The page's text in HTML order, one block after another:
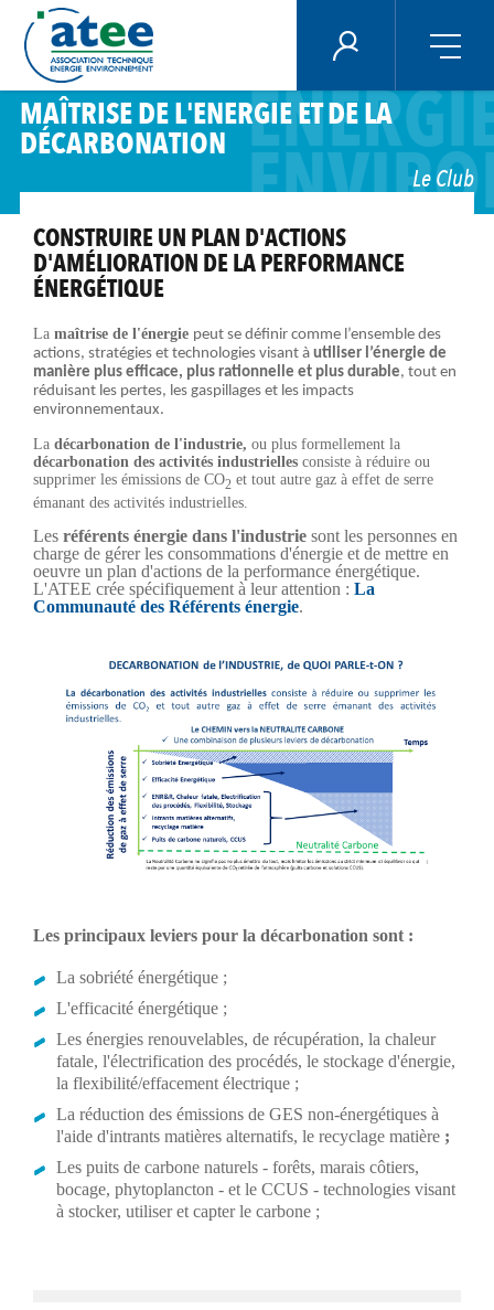
Aller
contenu
principal
ÉNERGIE PLUS
MAÎTRISE DE L'ENERGIE ET DE LA
DÉCARBONATION
Le Club
CONSTRUIRE UN PLAN D'ACTIONS
D'AMÉLIORATION DE LA PERFORMANCE
ÉNERGÉTIQUE
Lamaîtrise de l'énergie peut se définir comme l’ensemble des
actions, stratégies et technologies visant à utiliser l’énergie de
manière plus efficace, plus rationnelle et plus durable, tout en
réduisant les pertes, les gaspillages et les impacts
environnementaux.
Ladécarbonation de l'industrie, ou plus formellement la
décarbonation des activités industrielles consiste à réduire ou
supprimer les émissions de CO2et tout autre gaz à effet de serre
émanant des activités industrielles.
Les référents énergie dans l'industriesont les personnes en
charge de gérer les consommations d'énergie et de mettre en
oeuvre un plan d'actions de la performance énergétique.
L'ATEE crée spécifiquement à leur attention : La
Communauté des Référents énergie.
Les principaux leviers pour la décarbonation sont :
La sobriété énergétique ;
L'efficacité énergétique ;
Les énergies renouvelables, de récupération, la chaleur
fatale, l'électrification des procédés, le stockage d'énergie,
la flexibilité/effacement électrique ;
La réduction des émissions de GES non-énergétiques à
l'aide d'intrants matières alternatifs, le recyclage matière;
Les puits de carbone naturels - forêts, marais côtiers,
bocage, phytoplancton - et le CCUS - technologies visant
à stocker, utiliser et capter le carbone ;
Panneau de gestion des cookies